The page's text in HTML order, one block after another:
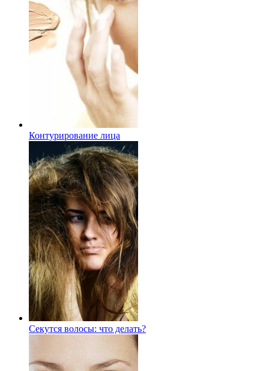
Контурирование лица
Секутся волосы: что делать?